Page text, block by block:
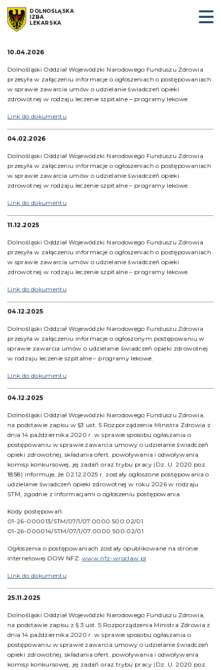
DOLNOŚLĄSKA
IZBA
LEKARSKA
10.04.2026
Dolnośląski Oddział Wojewódzki Narodowego Funduszu Zdrowia
przesyła w załączeniu informacje o ogłoszeniach o postępowaniach
w sprawie zawarcia umów o udzielanie świadczeń opieki
zdrowotnej w rodzaju leczenie szpitalne – programy lekowe.
Link do dokumentu
04.02.2026
Dolnośląski Oddział Wojewódzki Narodowego Funduszu Zdrowia
przesyła w załączeniu informacje o ogłoszeniach o postępowaniach
w sprawie zawarcia umów o udzielanie świadczeń opieki
zdrowotnej w rodzaju leczenie szpitalne – programy lekowe.
Link do dokumentu
11.12.2025
Dolnośląski Oddział Wojewódzki Narodowego Funduszu Zdrowia
przesyła w załączeniu informacje o ogłoszeniach o postępowaniach
w sprawie zawarcia umów o udzielanie świadczeń opieki
zdrowotnej w rodzaju leczenie szpitalne – programy lekowe.
Link do dokumentu
04.12.2025
Dolnośląski Oddział Wojewódzki Narodowego Funduszu Zdrowia
przesyła w załączeniu informacje o ogłoszonym postępowaniu w
sprawie zawarcia umów o udzielanie świadczeń opieki zdrowotnej
w rodzaju leczenie szpitalne – programy lekowe.
Link do dokumentu
04.12.2025
Dolnośląski Oddział Wojewódzki Narodowego Funduszu Zdrowia,
na podstawie zapisu w §3 ust. 5 Rozporządzenia Ministra Zdrowia z
dnia 14 października 2020 r. w sprawie sposobu ogłaszania o
postępowaniu w sprawie zawarcia umowy o udzielanie świadczeń
opieki zdrowotnej, składania ofert, powoływania i odwoływania
komisji konkursowej, jej zadań oraz trybu pracy (Dz. U. 2020 poz.
1858) informuje, że 02.12.2025 r. zostały ogłoszone postępowania o
udzielanie świadczeń opieki zdrowotnej w roku 2026 w rodzaju
STM, zgodnie z informacjami o ogłoszeniu postępowania.
Kody postępowań:
01-26-000013/STM/07/1/07.0000.500.02/01
01-26-000014/STM/07/1/07.0000.500.02/01
Ogłoszenia o postępowaniach zostały opublikowane na stronie
internetowej DOW NFZ: www.nfz-wroclaw.pl
Link do dokumentu
25.11.2025
Dolnośląski Oddział Wojewódzki Narodowego Funduszu Zdrowia,
na podstawie zapisu z § 3 ust. 5 Rozporządzenia Ministra Zdrowia z
dnia 14 października 2020 r. w sprawie sposobu ogłaszania o
postępowaniu w sprawie zawarcia umowy o udzielanie świadczeń
opieki zdrowotnej, składania ofert, powoływania i odwoływania
komisji konkursowej, jej zadań oraz trybu pracy (Dz. U. 2020 poz.